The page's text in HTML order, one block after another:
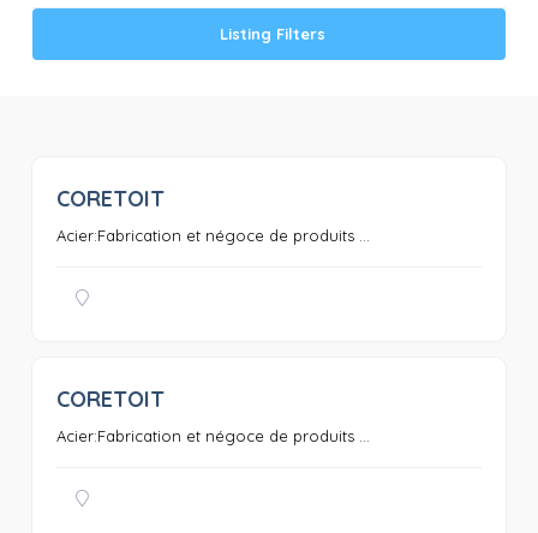
Listing Filters
CORETOIT
Acier:Fabrication et négoce de produits ...
CORETOIT
Acier:Fabrication et négoce de produits ...